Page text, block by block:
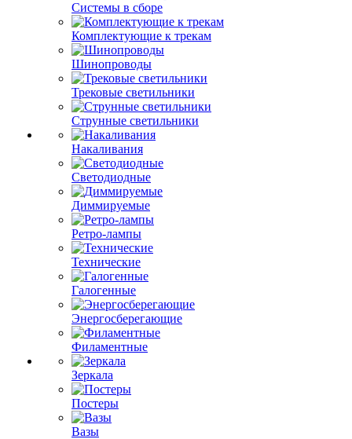
Системы в сборе
Комплектующие к трекам
Шинопроводы
Трековые светильники
Струнные светильники
Накаливания
Светодиодные
Диммируемые
Ретро-лампы
Технические
Галогенные
Энергосберегающие
Филаментные
Зеркала
Постеры
Вазы